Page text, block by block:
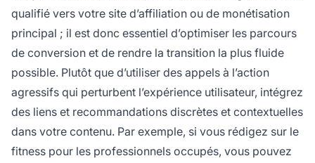
qualifié vers votre site d’affiliation ou de monétisation
principal ; il est donc essentiel d’optimiser les parcours
de conversion et de rendre la transition la plus fluide
possible. Plutôt que d’utiliser des appels à l’action
agressifs qui perturbent l’expérience utilisateur, intégrez
des liens et recommandations discrètes et contextuelles
dans votre contenu. Par exemple, si vous rédigez sur le
fitness pour les professionnels occupés, vous pouvez